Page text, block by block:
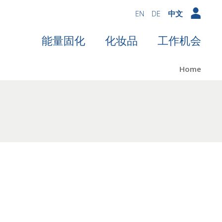
EN DE 中文
能量固化 化妆品 工作机会
Home